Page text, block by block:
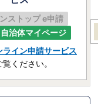
ストップ e申請
自治体マイページ
ライン申請サービス
覧ください。